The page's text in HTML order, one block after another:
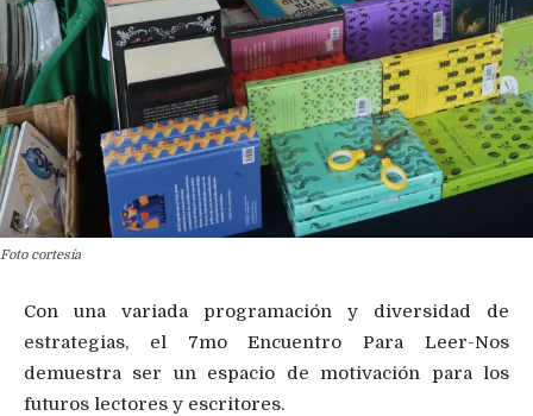
Foto cortesía
Con una variada programación y diversidad de
estrategias, el 7mo Encuentro Para Leer-Nos
demuestra ser un espacio de motivación para los
futuros lectores y escritores.